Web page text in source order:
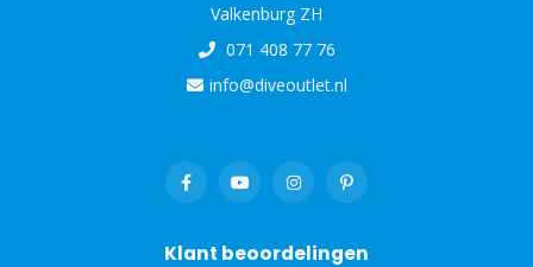
Valkenburg ZH
071 408 77 76
info@diveoutlet.nl
Klant beoordelingen